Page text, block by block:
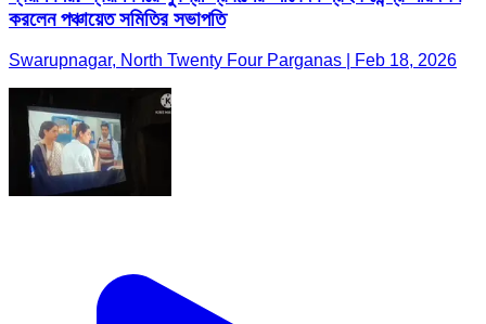
করলেন পঞ্চায়েত সমিতির সভাপতি
Swarupnagar, North Twenty Four Parganas | Feb 18, 2026